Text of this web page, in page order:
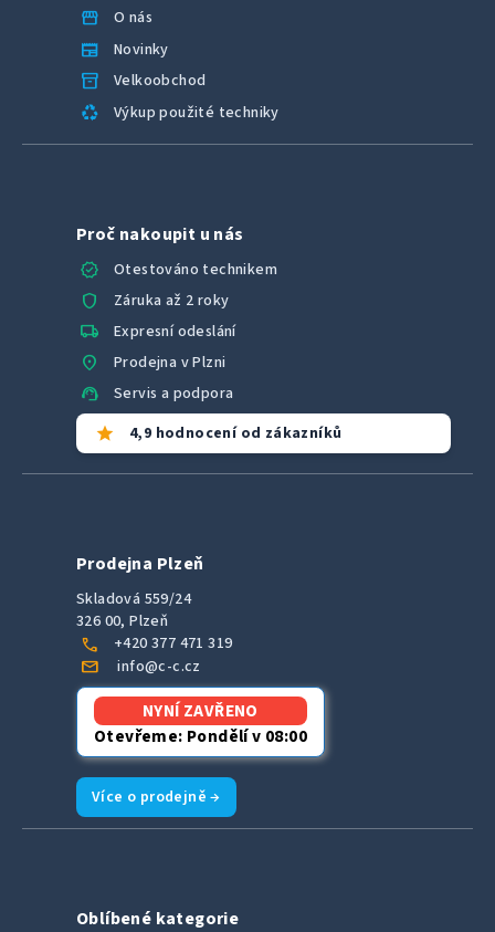
storefront O nás
newspaper Novinky
inventory_2 Velkoobchod
recycling Výkup použité techniky
Proč nakoupit u nás
verified
Otestováno technikem
shield Záruka až 2 roky
local_shipping Expresní odeslání
location_on Prodejna v Plzni
support_agent Servis a podpora
star 4,9 hodnocení od zákazníků
Prodejna Plzeň
Skladová 559/24
326 00, Plzeň
call +420 377 471 319
mail info@c-c.cz
NYNÍ ZAVŘENO
Otevřeme: Pondělí v 08:00
Více o prodejně →
Oblíbené kategorie